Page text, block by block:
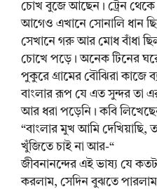
চোখ বুজে আছেন। ট্রেন থেকে
আগেও এখানে সোনালি ধান
সেখানে গরু আর মোধ বাঁধা
চোখে পড়ে। অনেক টিনের
পুকুরে গ্রামের বৌঝিরা কাজে
বাংলার রূপ যে এত সুন্দর তা
আর ধরা পড়েনি। কবি
“বাংলার মুখ আমি দেখিয়াছি,
খুঁজিতে চাই না আর-“
জীবনানন্দের এই ভাষ্য যে
করলাম, সেদিন বুঝতে